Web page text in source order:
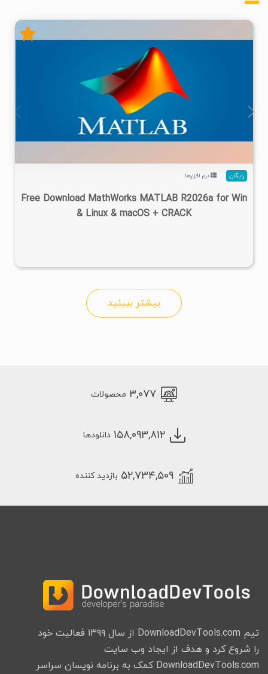
۱/۲۲M ۱۴۰۵/۰۲/۲۴
رایگان نرم افزارها
Free Download MathWorks MATLAB R2026a for Win
& Linux & macOS + CRACK
بیشتر ببینید
۳,۰۷۷ محصولات
۱۵۸,۰۹۳,۸۱۲ دانلودها
۵۲,۷۳۴,۵۰۹ بازدید کننده
تیم DownloadDevTools.com از سال ۱۳۹۹ فعالیت خود
را شروع کرد و هدف از ایجاد وب سایت
DownloadDevTools.com کمک به برنامه نویسان سراسر